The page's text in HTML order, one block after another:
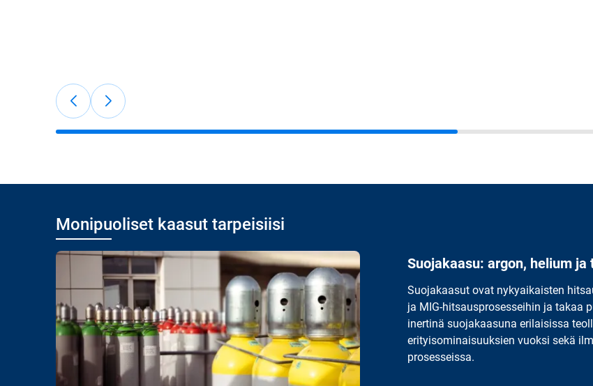
Monipuoliset kaasut tarpeisiisi
Suojakaasu: argon, helium ja
Suojakaasut ovat nykyaikaisten
ja MIG-hitsausprosesseihin ja takaa
inertinä suojakaasuna erilaisissa
erityisominaisuuksien vuoksi sekä
prosesseissa.